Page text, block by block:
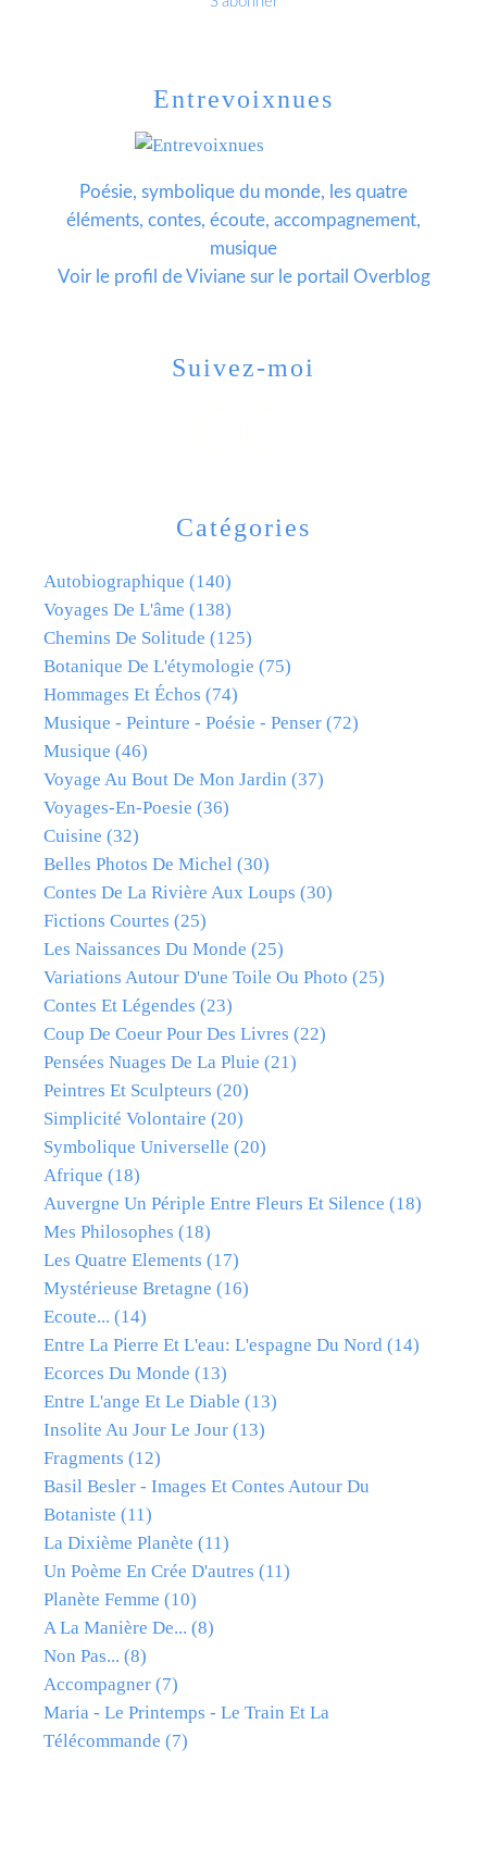
Catégories
Autobiographique (140)
Voyages De L'âme (138)
Chemins De Solitude (125)
Botanique De L'étymologie (75)
Hommages Et Échos (74)
Musique - Peinture - Poésie - Penser (72)
Musique (46)
Voyage Au Bout De Mon Jardin (37)
Voyages-En-Poesie (36)
Cuisine (32)
Belles Photos De Michel (30)
Contes De La Rivière Aux Loups (30)
Fictions Courtes (25)
Les Naissances Du Monde (25)
Variations Autour D'une Toile Ou Photo (25)
Contes Et Légendes (23)
Coup De Coeur Pour Des Livres (22)
Pensées Nuages De La Pluie (21)
Peintres Et Sculpteurs (20)
Simplicité Volontaire (20)
Symbolique Universelle (20)
Afrique (18)
Auvergne Un Périple Entre Fleurs Et Silence (18)
Mes Philosophes (18)
Les Quatre Elements (17)
Mystérieuse Bretagne (16)
Ecoute... (14)
Entre La Pierre Et L'eau: L'espagne Du Nord (14)
Ecorces Du Monde (13)
Entre L'ange Et Le Diable (13)
Insolite Au Jour Le Jour (13)
Fragments (12)
Basil Besler - Images Et Contes Autour Du
Botaniste (11)
La Dixième Planète (11)
Un Poème En Crée D'autres (11)
Planète Femme (10)
A La Manière De... (8)
Non Pas... (8)
Accompagner (7)
Maria - Le Printemps - Le Train Et La
Télécommande (7)
Entrevoixnues
Poésie, symbolique du monde, les quatre
éléments, contes, écoute, accompagnement,
musique
Voir le profil deVivianesur le portail Overblog
Suivez-moi